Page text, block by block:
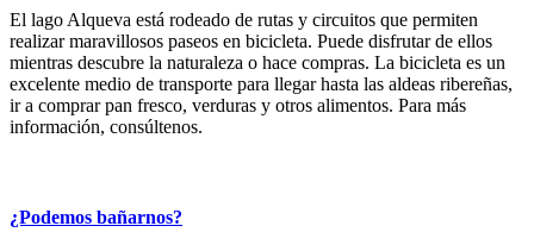
El lago Alqueva está rodeado de rutas y circuitos que permiten
realizar maravillosos paseos en bicicleta. Puede disfrutar de ellos
mientras descubre la naturaleza o hace compras. La bicicleta es un
excelente medio de transporte para llegar hasta las aldeas ribereñas,
ir a comprar pan fresco, verduras y otros alimentos. Para más
información, consúltenos.
¿Podemos bañarnos?